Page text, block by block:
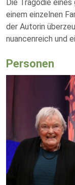
Die Tragödie
einem einzelnen
der Autorin
nuancenreich und
Personen